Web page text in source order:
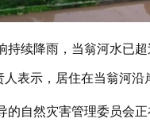
持续降雨，当翁河水已
表示，居住在当翁河沿
的自然灾害管理委员会